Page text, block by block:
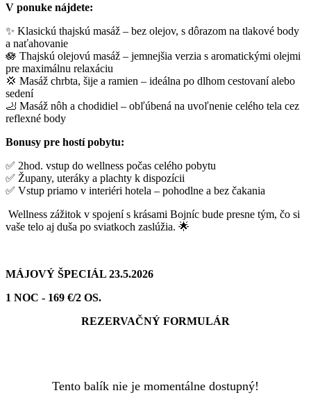
V ponuke nájdete:
✨ Klasickú thajskú masáž – bez olejov, s dôrazom na tlakové body
a naťahovanie
🪷 Thajskú olejovú masáž – jemnejšia verzia s aromatickými olejmi
pre maximálnu relaxáciu
💢 Masáž chrbta, šije a ramien – ideálna po dlhom cestovaní alebo
sedení
🦶 Masáž nôh a chodidiel – obľúbená na uvoľnenie celého tela cez
reflexné body
Bonusy pre hostí pobytu:
✅ 2hod. vstup do wellness počas celého pobytu
✅ Župany, uteráky a plachty k dispozícii
✅ Vstup priamo v interiéri hotela – pohodlne a bez čakania
Wellness zážitok v spojení s krásami Bojníc bude presne tým, čo si
vaše telo aj duša po sviatkoch zaslúžia. 🌟
MÁJOVÝ ŠPECIÁL 23.5.2026
1 NOC - 169 €/2 OS.
REZERVAČNÝ FORMULÁR